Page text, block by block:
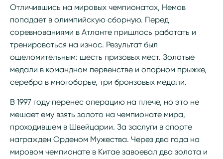
Отличившись на мировых чемпионатах, Немов
попадает в олимпийскую сборную. Перед
соревнованиями в Атланте пришлось работать и
тренироваться на износ. Результат был
ошеломительным: шесть призовых мест. Золотые
медали в командном первенстве и опорном прыжке,
серебро в многоборье, три бронзовых медали.
В 1997 году перенес операцию на плече, но это не
мешает ему взять золото на чемпионате мира,
проходившем в Швейцарии. За заслуги в спорте
награжден Орденом Мужества. Через два года на
мировом чемпионате в Китае завоевал два золота и